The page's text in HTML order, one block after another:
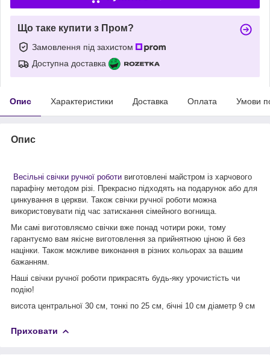
Що таке купити з Пром?
Замовлення під захистом
Доступна доставка
Опис Характеристики Доставка Оплата Умови
Опис
Весільні свічки ручної роботи виготовлені майстром із харчового
парафіну методом різі. Прекрасно підходять на подарунок або для
цинкування в церкви. Також свічки ручної роботи можна
використовувати під час затискання сімейного вогнища.
Ми самі виготовляємо свічки вже понад чотири роки, тому
гарантуємо вам якісне виготовлення за прийнятною ціною й без
націнки. Також можливе виконання в різних кольорах за вашим
бажанням.
Наші свічки ручної роботи прикрасять будь-яку урочистість чи
подію!
висота центральної 30 см, тонкі по 25 см, бічні 10 см діаметр 9 см
Приховати